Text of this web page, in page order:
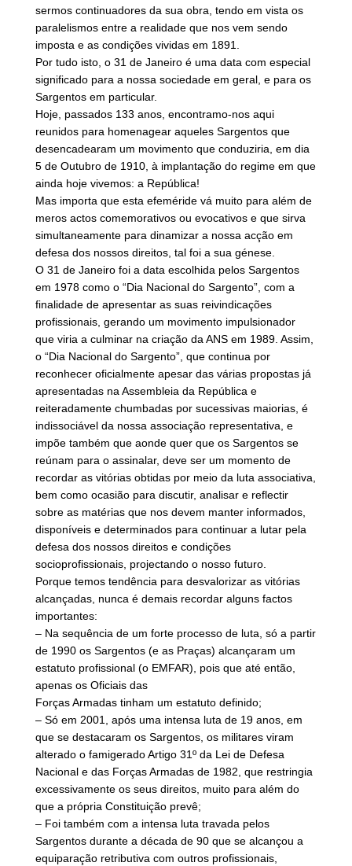
sermos continuadores da sua obra, tendo em vista os
paralelismos entre a realidade que nos vem sendo
imposta e as condições vividas em 1891.
Por tudo isto, o 31 de Janeiro é uma data com especial
significado para a nossa sociedade em geral, e para os
Sargentos em particular.
Hoje, passados 133 anos, encontramo-nos aqui
reunidos para homenagear aqueles Sargentos que
desencadearam um movimento que conduziria, em dia
5 de Outubro de 1910, à implantação do regime em que
ainda hoje vivemos: a República!
Mas importa que esta efeméride vá muito para além de
meros actos comemorativos ou evocativos e que sirva
simultaneamente para dinamizar a nossa acção em
defesa dos nossos direitos, tal foi a sua génese.
O 31 de Janeiro foi a data escolhida pelos Sargentos
em 1978 como o “Dia Nacional do Sargento”, com a
finalidade de apresentar as suas reivindicações
profissionais, gerando um movimento impulsionador
que viria a culminar na criação da ANS em 1989. Assim,
o “Dia Nacional do Sargento”, que continua por
reconhecer oficialmente apesar das várias propostas já
apresentadas na Assembleia da República e
reiteradamente chumbadas por sucessivas maiorias, é
indissociável da nossa associação representativa, e
impõe também que aonde quer que os Sargentos se
reúnam para o assinalar, deve ser um momento de
recordar as vitórias obtidas por meio da luta associativa,
bem como ocasião para discutir, analisar e reflectir
sobre as matérias que nos devem manter informados,
disponíveis e determinados para continuar a lutar pela
defesa dos nossos direitos e condições
socioprofissionais, projectando o nosso futuro.
Porque temos tendência para desvalorizar as vitórias
alcançadas, nunca é demais recordar alguns factos
importantes:
– Na sequência de um forte processo de luta, só a partir
de 1990 os Sargentos (e as Praças) alcançaram um
estatuto profissional (o EMFAR), pois que até então,
apenas os Oficiais das
Forças Armadas tinham um estatuto definido;
– Só em 2001, após uma intensa luta de 19 anos, em
que se destacaram os Sargentos, os militares viram
alterado o famigerado Artigo 31º da Lei de Defesa
Nacional e das Forças Armadas de 1982, que restringia
excessivamente os seus direitos, muito para além do
que a própria Constituição prevê;
– Foi também com a intensa luta travada pelos
Sargentos durante a década de 90 que se alcançou a
equiparação retributiva com outros profissionais,